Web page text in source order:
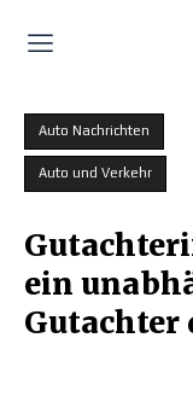
Auto Nachrichten
Auto und Verkehr
ein
Gutachter